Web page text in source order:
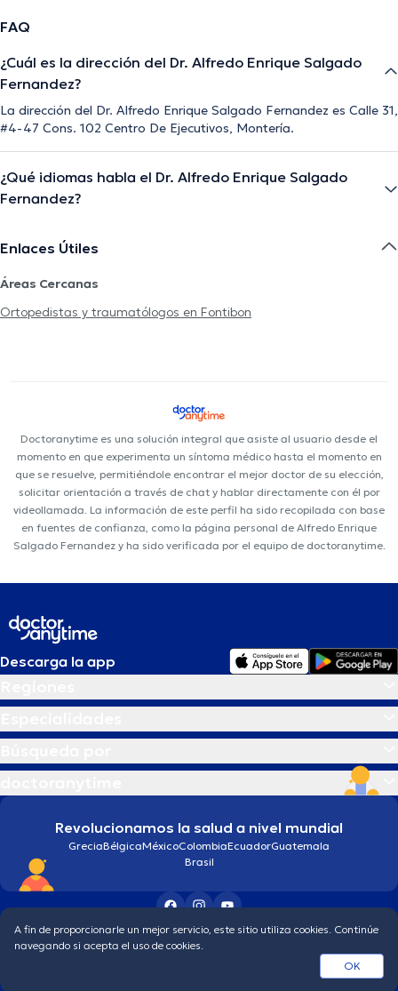
FAQ
¿Cuál es la dirección del Dr. Alfredo Enrique Salgado
Fernandez?
La dirección del Dr. Alfredo Enrique Salgado Fernandez es Calle 31,
#4-47 Cons. 102 Centro De Ejecutivos, Montería.
¿Qué idiomas habla el Dr. Alfredo Enrique Salgado
Fernandez?
Enlaces Útiles
Áreas Cercanas
Ortopedistas y traumatólogos en Fontibon
Doctoranytime es una solución integral que asiste al usuario desde el
momento en que experimenta un síntoma médico hasta el momento en
que se resuelve, permitiéndole encontrar el mejor doctor de su elección,
solicitar orientación a través de chat y hablar directamente con él por
videollamada. La información de este perfil ha sido recopilada con base
en fuentes de confianza, como la página personal de Alfredo Enrique
Salgado Fernandez y ha sido verificada por el equipo de doctoranytime.
Descarga la app
Revolucionamos la salud a nivel mundial
GreciaBélgicaMéxicoColombiaEcuadorGuatemala
Brasil
Condiciones generales
Política de protección de los datos personales
A fin de proporcionarle un mejor servicio, este sitio utiliza cookies. Continúe
navegando si acepta el uso de cookies.
OK